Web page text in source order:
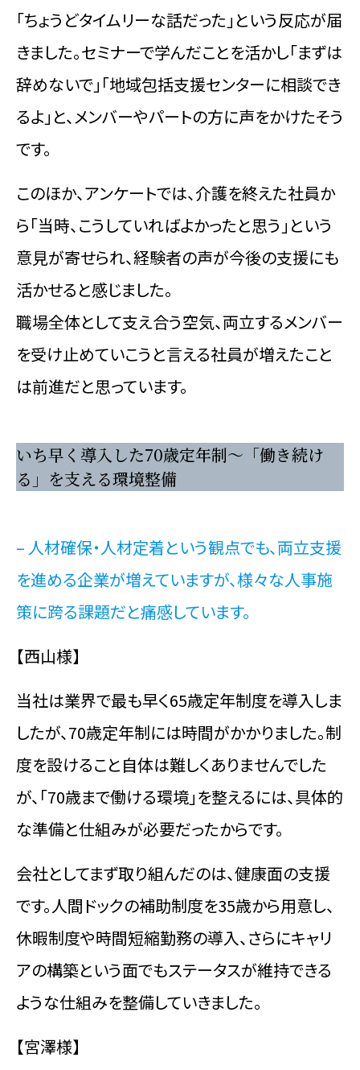
「ちょうどタイムリーな話だった」という反応が届
きました。セミナーで学んだことを活かし「まずは
辞めないで」「地域包括支援センターに相談でき
るよ」と、メンバーやパートの方に声をかけたそう
です。
このほか、アンケートでは、介護を終えた社員か
ら「当時、こうしていればよかったと思う」という
意見が寄せられ、経験者の声が今後の支援にも
活かせると感じました。
職場全体として支え合う空気、両立するメンバー
を受け止めていこうと言える社員が増えたこと
は前進だと思っています。
いち早く導入した70歳定年制～「働き続け
る」を支える環境整備
– 人材確保・人材定着という観点でも、両立支援
を進める企業が増えていますが、様々な人事施
策に跨る課題だと痛感しています。
【西山様】
当社は業界で最も早く65歳定年制度を導入しま
したが、70歳定年制には時間がかかりました。制
度を設けること自体は難しくありませんでした
が、「70歳まで働ける環境」を整えるには、具体的
な準備と仕組みが必要だったからです。
会社としてまず取り組んだのは、健康面の支援
です。人間ドックの補助制度を35歳から用意し、
休暇制度や時間短縮勤務の導入、さらにキャリ
アの構築という面でもステータスが維持できる
ような仕組みを整備していきました。
【宮澤様】